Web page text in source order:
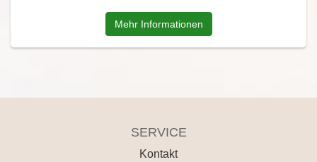
Mehr Informationen
SERVICE
Kontakt